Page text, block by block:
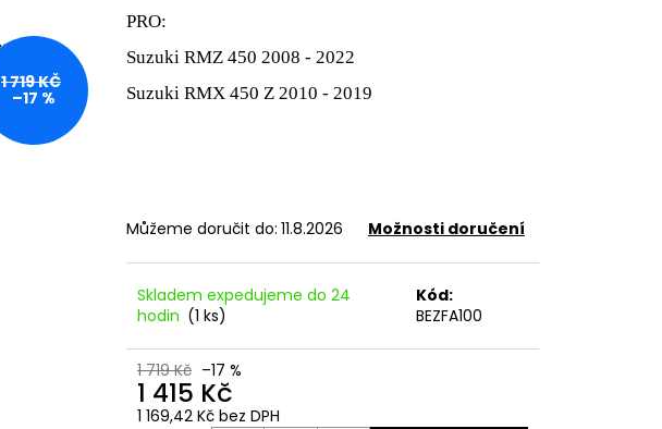
PRO:
Suzuki RMZ 450 2008 - 2022
Suzuki RMX 450 Z 2010 - 2019
Můžeme doručit do: 11.8.2026 Možnosti doručení
Skladem expedujeme do 24
hodin (1 ks)
Kód:
BEZFA100
1 719 Kč –17 %
1 415 Kč
1 169,42 Kč bez DPH
1 719 KČ
–17 %
ŠROUBY K UCHYCENÍ MOTORU,
M8X115MM, M8X105MM STOMP,
DEMONX, WPB
120 Kč